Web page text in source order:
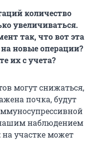
количество
увеличиваться.
так, что вот эта
новые операции?
их с учета?
могут снижаться,
почка, будут
наблюдением
на участке может